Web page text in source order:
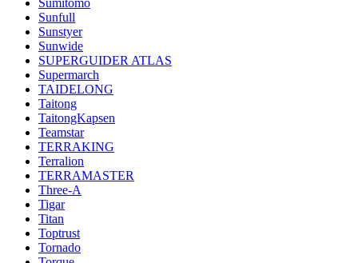
Sunfull
Sunstyer
Sunwide
SUPERGUIDER ATLAS
Supermarch
TAIDELONG
Taitong
TaitongKapsen
Teamstar
TERRAKING
Terralion
TERRAMASTER
Three-A
Tigar
Titan
Toptrust
Tornado